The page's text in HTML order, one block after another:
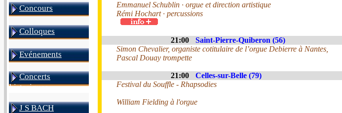
Concours
Colloques
Evénements
Concerts
historiques
J S BACH
Emmanuel Schublin · orgue et direction artistique
Rémi Hochart · percussions
21:00
Saint-Pierre-Quiberon (56)
Simon Chevalier, organiste cotitulaire de l’orgue Debierre à Nantes,
Pascal Douay trompette
21:00
Celles-sur-Belle (79)
Festival du Souffle - Rhapsodies
William Fielding à l'orgue